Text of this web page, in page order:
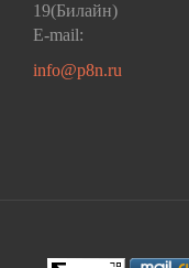
19(Билайн)
E-mail:
info@p8n.ru